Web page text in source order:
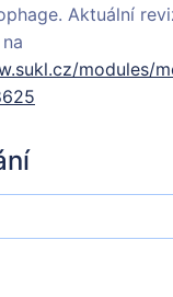
Aktuální
modules/